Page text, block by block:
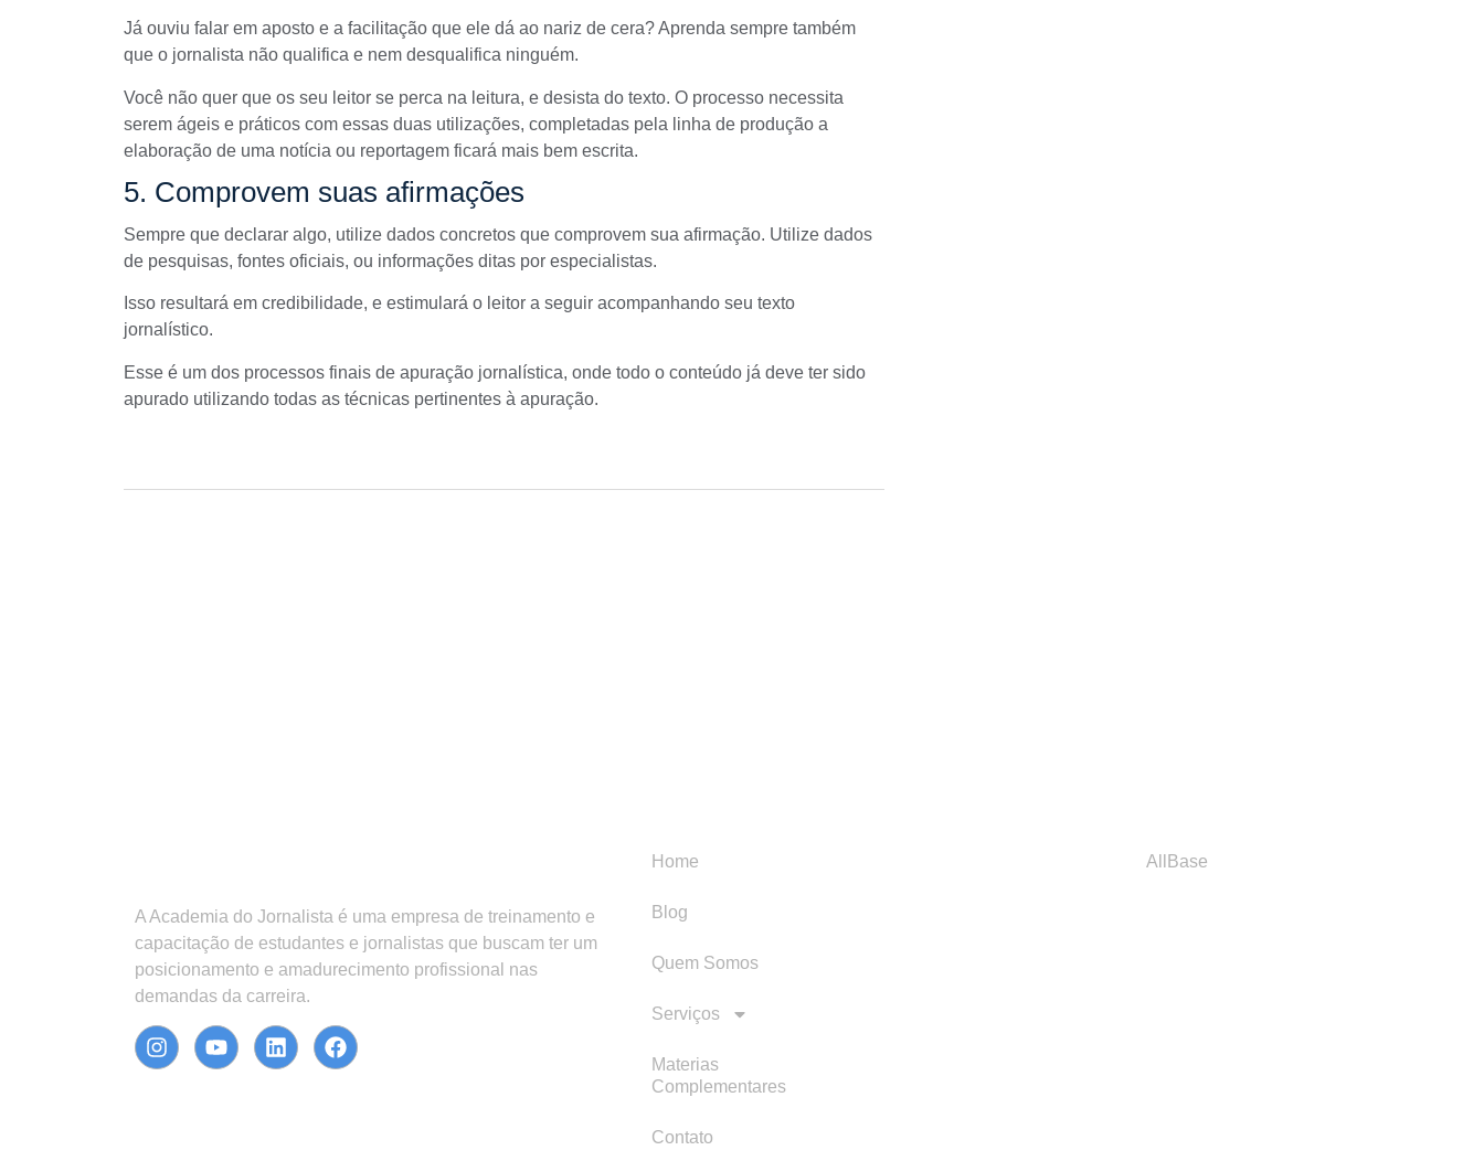
Já ouviu falar em aposto e a facilitação que ele dá ao nariz de cera? Aprenda sempre também
que o jornalista não qualifica e nem desqualifica ninguém.
Você não quer que os seu leitor se perca na leitura, e desista do texto. O processo necessita
serem ágeis e práticos com essas duas utilizações, completadas pela linha de produção a
elaboração de uma notícia ou reportagem ficará mais bem escrita.
5. Comprovem suas afirmações
Sempre que declarar algo, utilize dados concretos que comprovem sua afirmação. Utilize dados
de pesquisas, fontes oficiais, ou informações ditas por especialistas.
Isso resultará em credibilidade, e estimulará o leitor a seguir acompanhando seu texto
jornalístico.
Esse é um dos processos finais de apuração jornalística, onde todo o conteúdo já deve ter sido
apurado utilizando todas as técnicas pertinentes à apuração.
A Academia do Jornalista é uma empresa de treinamento e
capacitação de estudantes e jornalistas que buscam ter um
posicionamento e amadurecimento profissional nas
demandas da carreira.
Home
Blog
Quem Somos
Serviços
Materias
Complementares
Contato
AllBase